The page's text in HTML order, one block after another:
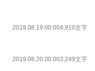
2019.08.19 00:004,910文字
2019.08.20 00:003,249文字